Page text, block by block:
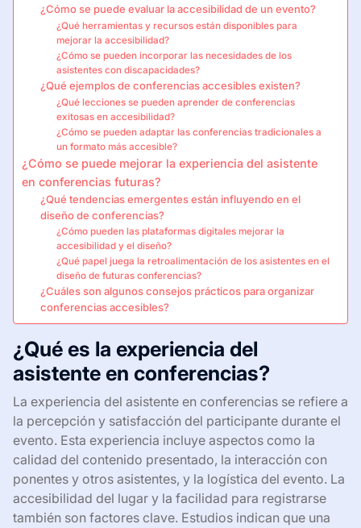
¿Cómo se puede evaluar la accesibilidad de un evento?
¿Qué herramientas y recursos están disponibles para
mejorar la accesibilidad?
¿Cómo se pueden incorporar las necesidades de los
asistentes con discapacidades?
¿Qué ejemplos de conferencias accesibles existen?
¿Qué lecciones se pueden aprender de conferencias
exitosas en accesibilidad?
¿Cómo se pueden adaptar las conferencias tradicionales a
un formato más accesible?
¿Cómo se puede mejorar la experiencia del asistente
en conferencias futuras?
¿Qué tendencias emergentes están influyendo en el
diseño de conferencias?
¿Cómo pueden las plataformas digitales mejorar la
accesibilidad y el diseño?
¿Qué papel juega la retroalimentación de los asistentes en el
diseño de futuras conferencias?
¿Cuáles son algunos consejos prácticos para organizar
conferencias accesibles?
¿Qué es la experiencia del
asistente en conferencias?
La experiencia del asistente en conferencias se refiere a
la percepción y satisfacción del participante durante el
evento. Esta experiencia incluye aspectos como la
calidad del contenido presentado, la interacción con
ponentes y otros asistentes, y la logística del evento. La
accesibilidad del lugar y la facilidad para registrarse
también son factores clave. Estudios indican que una